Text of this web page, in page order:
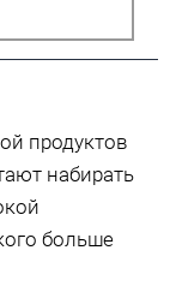
продуктов
набирать
больше